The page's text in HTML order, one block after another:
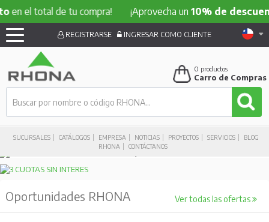
el total de tu compra! ¡Aprovecha un 10% de descuento
SUCURSALES CATÁLOGOS EMPRESA NOTICIAS PROYECTOS SERVICIOS
BLOG
RHONA
CONTÁCTANOS
REGISTRARSE INGRESAR COMO CLIENTE
0 productos
Carro de Compras
Oportunidades RHONA Ver todas las ofertas